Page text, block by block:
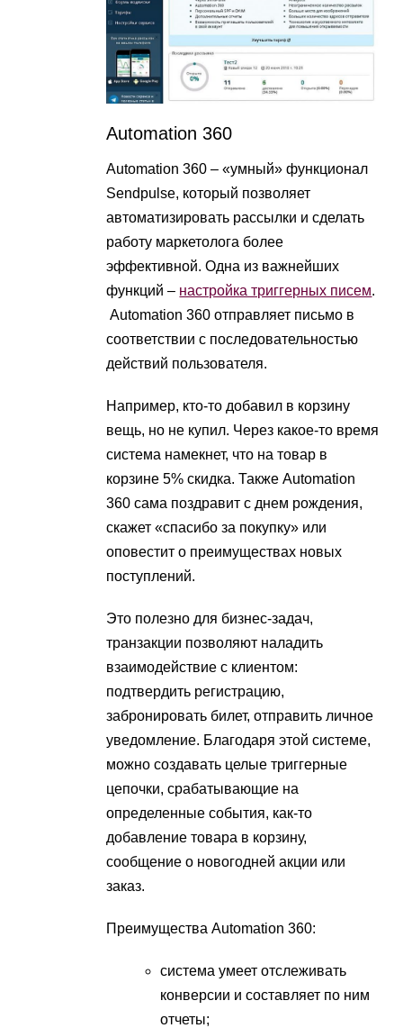
Automation 360
Automation 360 – «умный» функционал
Sendpulse, который позволяет
автоматизировать рассылки и сделать
работу маркетолога более
эффективной. Одна из важнейших
функций – настройка триггерных писем.
Automation 360 отправляет письмо в
соответствии с последовательностью
действий пользователя.
Например, кто-то добавил в корзину
вещь, но не купил. Через какое-то время
система намекнет, что на товар в
корзине 5% скидка. Также Automation
360 сама поздравит с днем рождения,
скажет «спасибо за покупку» или
оповестит о преимуществах новых
поступлений.
Это полезно для бизнес-задач,
транзакции позволяют наладить
взаимодействие с клиентом:
подтвердить регистрацию,
забронировать билет, отправить личное
уведомление. Благодаря этой системе,
можно создавать целые триггерные
цепочки, срабатывающие на
определенные события, как-то
добавление товара в корзину,
сообщение о новогодней акции или
заказ.
Преимущества Automation 360:
система умеет отслеживать
конверсии и составляет по ним
отчеты;